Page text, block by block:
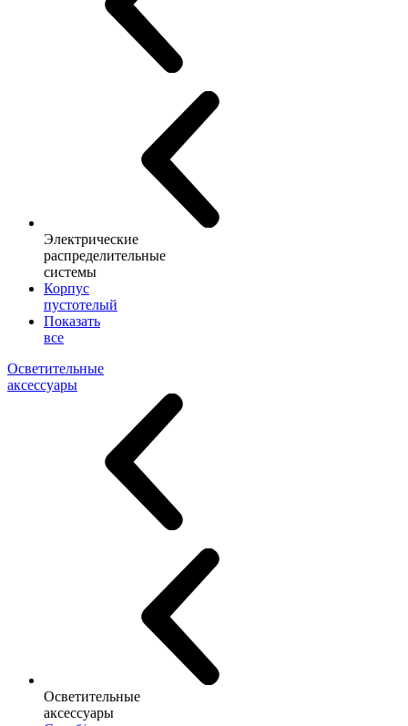
Электрические
распределительные
системы
Корпус
пустотелый
Показать
все
Осветительные
аксессуары
Осветительные
аксессуары